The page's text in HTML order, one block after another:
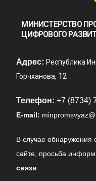
МИНИСТЕРСТВО
ЦИФРОВОГО
Адрес: Республика
Горчханова, 12
Телефон: +7 (8734)
E-mail:
В случае обнаружения
сайте, просьба
связи